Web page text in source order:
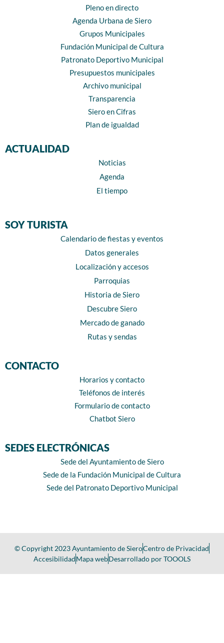
Pleno en directo
Agenda Urbana de Siero
Grupos Municipales
Fundación Municipal de Cultura
Patronato Deportivo Municipal
Presupuestos municipales
Archivo municipal
Transparencia
Siero en Cifras
Plan de igualdad
ACTUALIDAD
Noticias
Agenda
El tiempo
SOY TURISTA
Calendario de fiestas y eventos
Datos generales
Localización y accesos
Parroquias
Historia de Siero
Descubre Siero
Mercado de ganado
Rutas y sendas
CONTACTO
Horarios y contacto
Teléfonos de interés
Formulario de contacto
Chatbot Siero
SEDES ELECTRÓNICAS
Sede del Ayuntamiento de Siero
Sede de la Fundación Municipal de Cultura
Sede del Patronato Deportivo Municipal
© Copyright 2023 Ayuntamiento de SieroCentro de Privacidad
AccesibilidadMapa webDesarrollado por TOOOLS